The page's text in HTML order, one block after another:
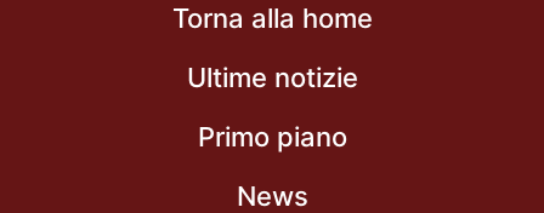
Torna alla home
Ultime notizie
Primo piano
News